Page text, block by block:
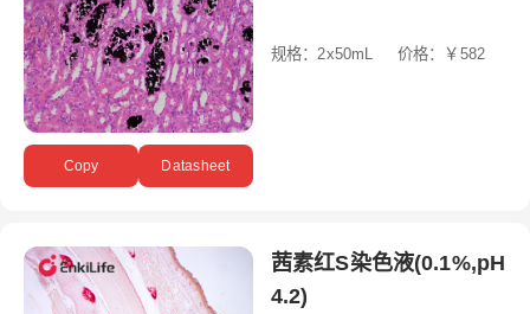
Copy Datasheet
规格：2x50mL 价格：￥582
茜素红S染色液(0.1%,pH
4.2)